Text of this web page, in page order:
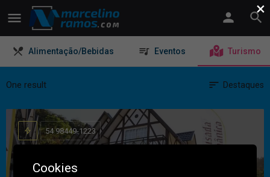
Alimentação/Bebidas Eventos Turismo
One result Destaques
54 98449-1223
×
Cookies